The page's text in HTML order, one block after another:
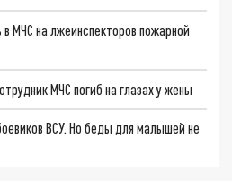
МЧС на лжеинспекторов пожарной
МЧС погиб на глазах у жены
ВСУ. Но беды для малышей не